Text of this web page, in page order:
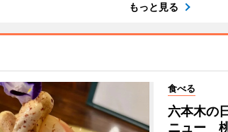
もっと見る
食べる
六本木の
ニュー